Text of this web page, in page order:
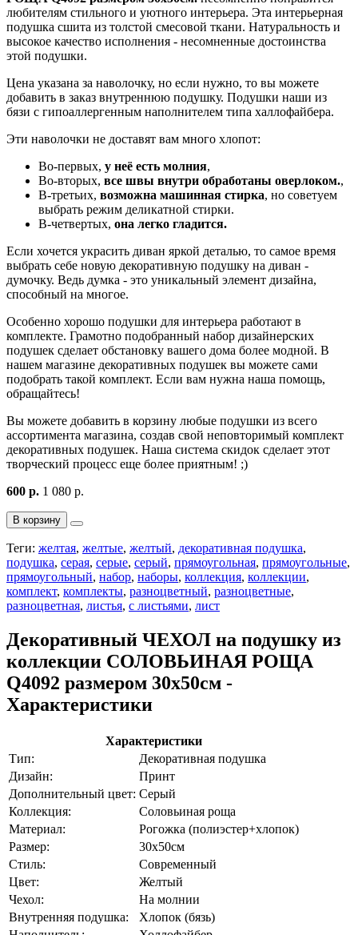
любителям стильного и уютного интерьера. Эта интерьерная
подушка сшита из толстой смесовой ткани. Натуральность и
высокое качество исполнения - несомненные достоинства
этой подушки.
Цена указана за наволочку, но если нужно, то вы можете
добавить в заказ внутреннюю подушку. Подушки наши из
бязи с гипоаллергенным наполнителем типа халлофайбера.
Эти наволочки не доставят вам много хлопот:
Во-первых, у неё есть молния,
Во-вторых, все швы внутри обработаны оверлоком.,
В-третьих, возможна машинная стирка, но советуем
выбрать режим деликатной стирки.
В-четвертых, она легко гладится.
Если хочется украсить диван яркой деталью, то самое время
выбрать себе новую декоративную подушку на диван -
думочку. Ведь думка - это уникальный элемент дизайна,
способный на многое.
Особенно хорошо подушки для интерьера работают в
комплекте. Грамотно подобранный набор дизайнерских
подушек сделает обстановку вашего дома более модной. В
нашем магазине декоративных подушек вы можете сами
подобрать такой комплект. Если вам нужна наша помощь,
обращайтесь!
Вы можете добавить в корзину любые подушки из всего
ассортимента магазина, создав свой неповторимый комплект
декоративных подушек. Наша система скидок сделает этот
творческий процесс еще более приятным! ;)
600 р. 1 080 р.
В корзину
Теги: желтая, желтые, желтый, декоративная подушка,
подушка, серая, серые, серый, прямоугольная, прямоугольные,
прямоугольный, набор, наборы, коллекция, коллекции,
комплект, комплекты, разноцветный, разноцветные,
разноцветная, листья, с листьями, лист
Декоративный ЧЕХОЛ на подушку из
коллекции СОЛОВЬИНАЯ РОЩА
Q4092 размером 30х50см -
Характеристики
Характеристики
Тип:
Декоративная подушка
Дизайн:
Принт
Дополнительный цвет: Серый
Коллекция:
Соловьиная роща
Материал:
Рогожка (полиэстер+хлопок)
Размер:
30х50см
Стиль:
Современный
Цвет:
Желтый
Чехол:
На молнии
Внутренняя подушка:
Хлопок (бязь)